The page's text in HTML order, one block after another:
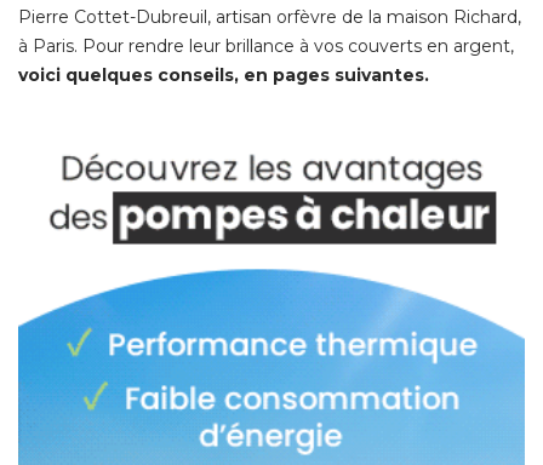
Pierre Cottet-Dubreuil, artisan orfèvre de la maison Richard,
à Paris. Pour rendre leur brillance à vos couverts en argent,
voici quelques conseils, en pages suivantes.